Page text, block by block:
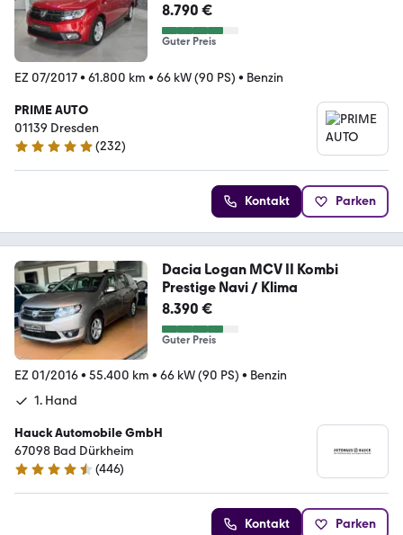
8.790 €
Guter Preis
EZ 07/2017• 61.800 km • 66 kW (90 PS) • Benzin
PRIME AUTO
01139 Dresden
4.8 Sterne
(232)
Kontakt Parken
Dacia Logan MCV II Kombi
Prestige Navi / Klima
8.390 €
Guter Preis
EZ 01/2016• 55.400 km • 66 kW (90 PS) • Benzin
1. Hand
Hauck Automobile GmbH
67098 Bad Dürkheim
4.4 Sterne
(446)
Kontakt Parken